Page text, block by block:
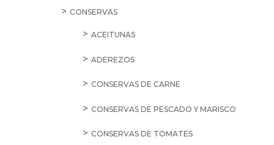
CONSERVAS
ACEITUNAS
ADEREZOS
CONSERVAS DE CARNE
CONSERVAS DE PESCADO Y MARISCO
CONSERVAS DE TOMATES